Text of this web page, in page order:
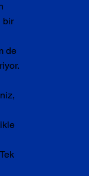
bir
de